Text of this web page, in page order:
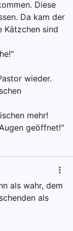
Diese
Da kam der
Kätzchen sind
wieder.
mehr!
geöffnet!"
als wahr, dem
als